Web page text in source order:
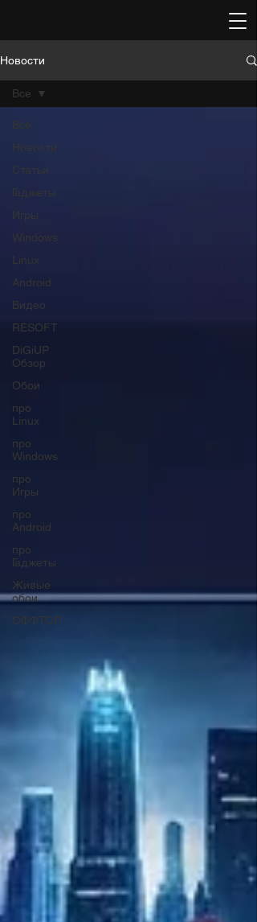
Новости
Все
Новости
Статьи
Гаджеты
Linux
Android
Видео
RESOFT
DiGiUP
Обзор
Обои
про
Linux
про
Windows
про
Игры
про
Android
про
Гаджеты
Живые
обои
ОФФТОП
Все